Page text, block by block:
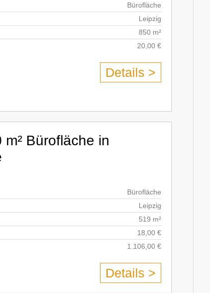
Bürofläche
Leipzig
850 m²
20,00 €
Details >
Bürofläche in
Bürofläche
Leipzig
519 m²
18,00 €
1.106,00 €
Details >